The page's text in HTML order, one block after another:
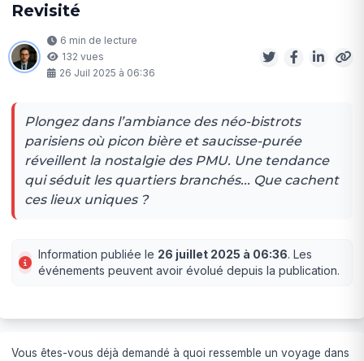
Revisité
6 min de lecture
132 vues
26 Juil 2025 à 06:36
Plongez dans l’ambiance des néo-bistrots
parisiens où picon bière et saucisse-purée
réveillent la nostalgie des PMU. Une tendance
qui séduit les quartiers branchés... Que cachent
ces lieux uniques ?
Information publiée le 26 juillet 2025 à 06:36. Les
événements peuvent avoir évolué depuis la publication.
Vous êtes-vous déjà demandé à quoi ressemble un voyage dans